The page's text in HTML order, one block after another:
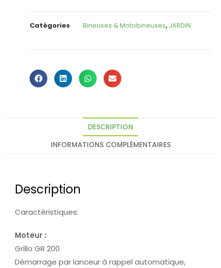
Catégories Bineuses & Motobineuses, JARDIN
DESCRIPTION
INFORMATIONS COMPLÉMENTAIRES
Description
Caractéristiques:
Moteur :
Grillo GR 200
Démarrage par lanceur à rappel automatique,